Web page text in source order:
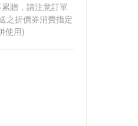
贈，請注意訂單
之折價券消費指定
使用)